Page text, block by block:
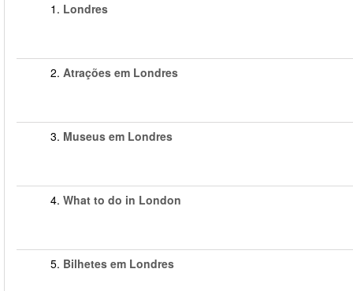
1. Londres
2. Atrações em Londres
3. Museus em Londres
4. What to do in London
5. Bilhetes em Londres